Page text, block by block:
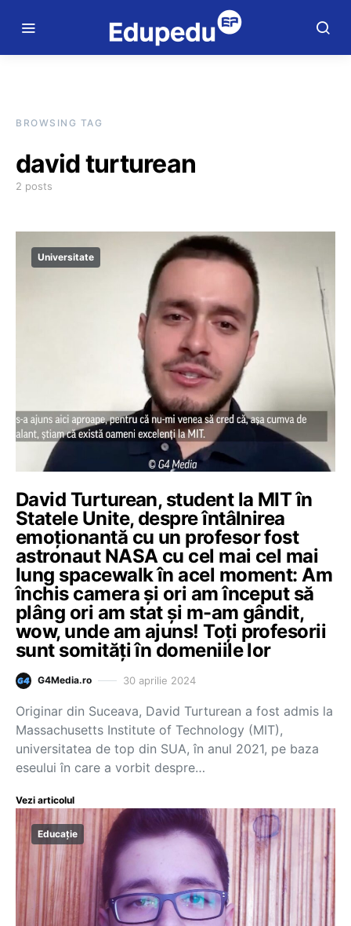
BROWSING TAG
david turturean
2 posts
Universitate
David Turturean, student la MIT în
Statele Unite, despre întâlnirea
emoționantă cu un profesor fost
astronaut NASA cu cel mai cel mai
lung spacewalk în acel moment: Am
închis camera și ori am început să
plâng ori am stat și m-am gândit,
wow, unde am ajuns! Toți profesorii
sunt somități în domeniile lor
G4Media.ro 30 aprilie 2024
Originar din Suceava, David Turturean a fost admis la
Massachusetts Institute of Technology (MIT),
universitatea de top din SUA, în anul 2021, pe baza
eseului în care a vorbit despre…
Vezi articolul
Educație